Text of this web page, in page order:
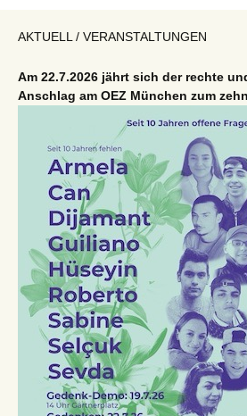
AKTUELL / VERANSTALTUNGEN
Am 22.7.2026 jährt sich der rechte
Anschlag am OEZ München zum